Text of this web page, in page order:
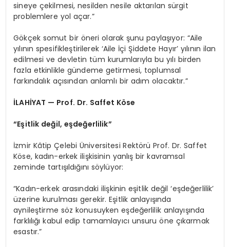
sineye çekilmesi, nesilden nesile aktarılan sürgit
problemlere yol açar.”
Gökçek somut bir öneri olarak şunu paylaşıyor: “Aile
yılının spesifikleştirilerek ‘Aile İçi Şiddete Hayır’ yılının ilan
edilmesi ve devletin tüm kurumlarıyla bu yılı birden
fazla etkinlikle gündeme getirmesi, toplumsal
farkındalık açısından anlamlı bir adım olacaktır.”
İLAHİYAT — Prof. Dr. Saffet Köse
“Eşitlik değil, eşdeğerlilik”
İzmir Kâtip Çelebi Üniversitesi Rektörü Prof. Dr. Saffet
Köse, kadın-erkek ilişkisinin yanlış bir kavramsal
zeminde tartışıldığını söylüyor:
“Kadın-erkek arasındaki ilişkinin eşitlik değil ‘eşdeğerlilik’
üzerine kurulması gerekir. Eşitlik anlayışında
aynileştirme söz konusuyken eşdeğerlilik anlayışında
farklılığı kabul edip tamamlayıcı unsuru öne çıkarmak
esastır.”